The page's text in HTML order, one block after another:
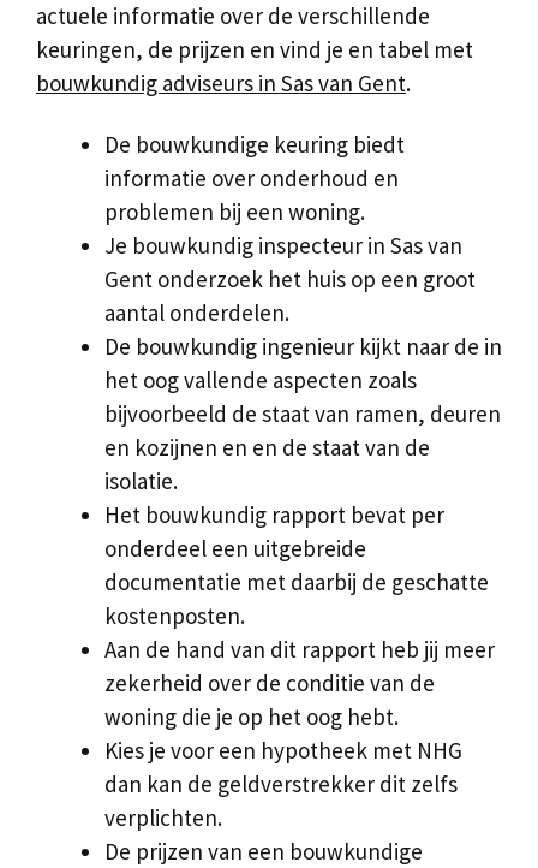
actuele informatie over de verschillende
keuringen, de prijzen en vind je en tabel met
bouwkundig adviseurs in Sas van Gent.
De bouwkundige keuring biedt
informatie over onderhoud en
problemen bij een woning.
Je bouwkundig inspecteur in Sas van
Gent onderzoek het huis op een groot
aantal onderdelen.
De bouwkundig ingenieur kijkt naar de in
het oog vallende aspecten zoals
bijvoorbeeld de staat van ramen, deuren
en kozijnen en en de staat van de
isolatie.
Het bouwkundig rapport bevat per
onderdeel een uitgebreide
documentatie met daarbij de geschatte
kostenposten.
Aan de hand van dit rapport heb jij meer
zekerheid over de conditie van de
woning die je op het oog hebt.
Kies je voor een hypotheek met NHG
dan kan de geldverstrekker dit zelfs
verplichten.
De prijzen van een bouwkundige